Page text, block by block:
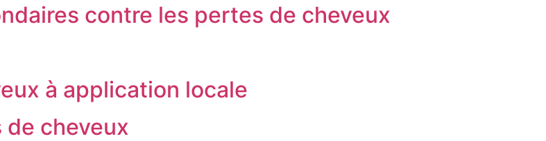
contre les pertes de cheveux
à application locale
cheveux